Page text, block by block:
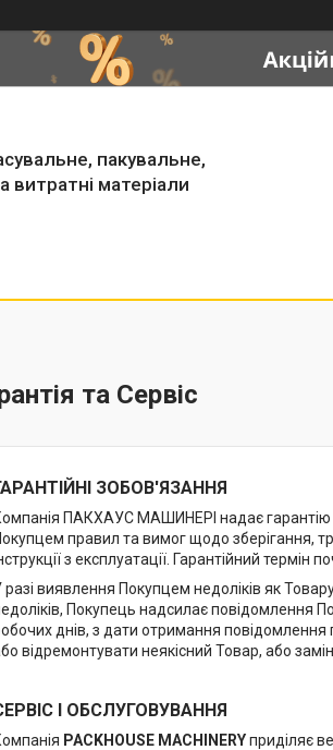
пакувальне,
витратні матеріали
та Сервіс
ЗОБОВ'ЯЗАННЯ
ПАКХАУС МАШИНЕРІ надає гарантію
правил та вимог щодо зберігання,
з експлуатації. Гарантійний
разі виявлення Покупцем недоліків як
Покупець надсилає повідомлення
днів, з дати отримання повідомлення
відремонтувати неякісний Товар, або
І ОБСЛУГОВУВАННЯ
PACKHOUSE MACHINERYприділяє